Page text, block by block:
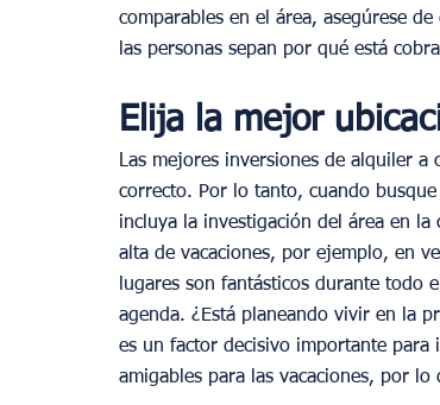
comparables en el área, asegúrese
las personas sepan por qué está
Elija la mejor
Las mejores inversiones de alquiler
correcto. Por lo tanto, cuando
incluya la investigación del área en
alta de vacaciones, por ejemplo, en
lugares son fantásticos durante todo
agenda. ¿Está planeando vivir en la
es un factor decisivo importante para
amigables para las vacaciones, por